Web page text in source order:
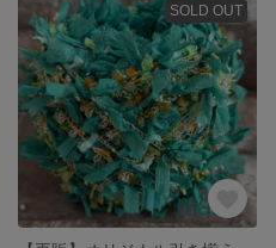
SOLD OUT